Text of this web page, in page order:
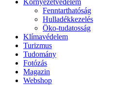
Környezetvédelem
Fenntarthatóság
Hulladékkezelés
Öko-tudatosság
Klímavédelem
Turizmus
Tudomány
Fotózás
Magazin
Webshop